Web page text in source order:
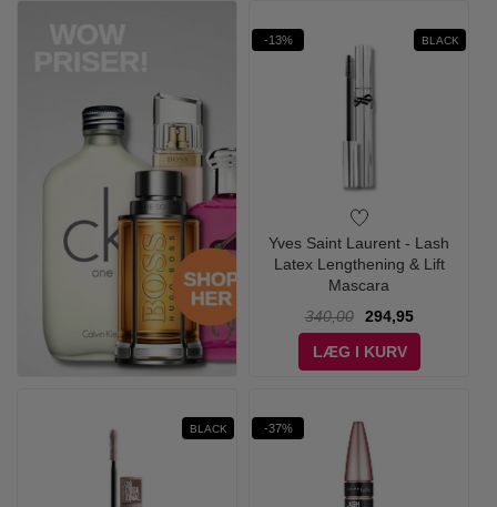
-13% BLACK
Yves Saint Laurent - Lash
Latex Lengthening & Lift
Mascara
340,00
294,95
LÆG I KURV
BLACK -37%